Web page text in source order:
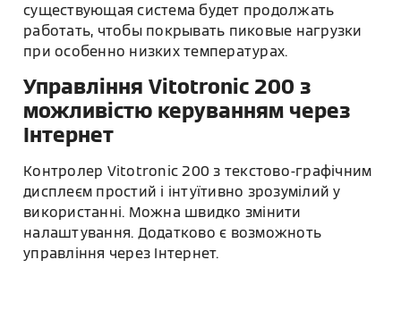
существующая система будет продолжать
работать, чтобы покрывать пиковые нагрузки
при особенно низких температурах.
Управління Vitotronic 200 з
можливістю керуванням через
Інтернет
Контролер Vitotronic 200 з текстово-графічним
дисплеєм простий і інтуїтивно зрозумілий у
використанні. Можна швидко змінити
налаштування. Додатково є возможноть
управління через Інтернет.